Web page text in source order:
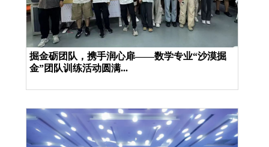
掘金砺团队，携手润心扉——数学专业“沙漠掘
金”团队训练活动圆满...